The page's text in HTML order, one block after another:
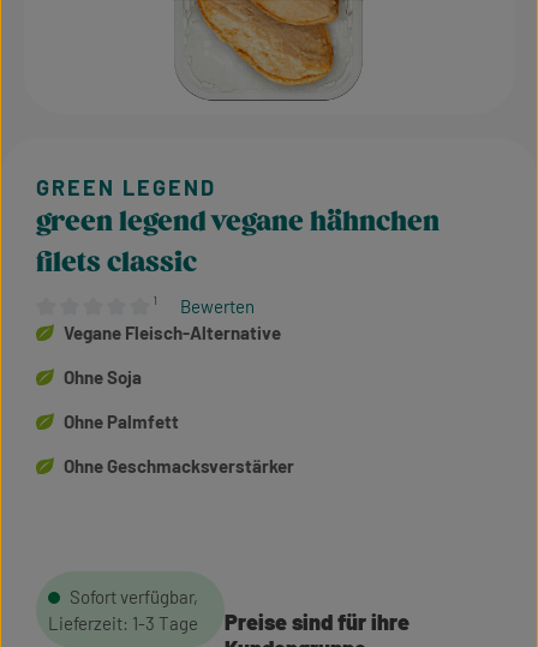
Durchschnittliche Bewertung von 0 von 5 Sternen
¹ Bewerten
green legend vegane hähnchen
filets classic
Vegane Fleisch-Alternative
Ohne Soja
Ohne Palmfett
Ohne Geschmacksverstärker
Preise sind für ihre
Sofort verfügbar,
Lieferzeit: 1-3 Tage